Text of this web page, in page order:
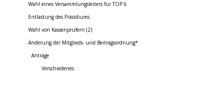
Wahl eines Versammlungsleiters für TOP 6
Entlastung des Präsidiums
Wahl von Kassenprüfern (2)
Änderung der Mitglieds- und Beitragsordnung*
Anträge
Verschiedenes